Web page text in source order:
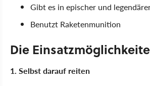
Gibt es in epischer und
Benutzt Raketenmunition
Die
1. Selbst darauf reiten